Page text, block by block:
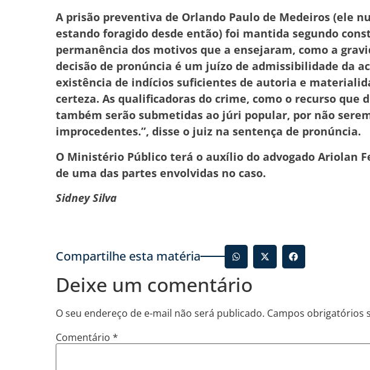
A prisão preventiva de Orlando Paulo de Medeiros (ele
estando foragido desde então) foi mantida segundo
permanência dos motivos que a ensejaram, como a
decisão de pronúncia é um juízo de admissibilidade da
existência de indícios suficientes de autoria e
certeza. As qualificadoras do crime, como o recurso que
também serão submetidas ao júri popular, por não
improcedentes.”, disse o juiz na sentença de pronúncia.
O Ministério Público terá o auxílio do advogado Ariolan
de uma das partes envolvidas no caso.
Sidney Silva
Compartilhe esta matéria
Deixe um comentário
O seu endereço de e-mail não será publicado. Campos obrigatórios
Comentário *